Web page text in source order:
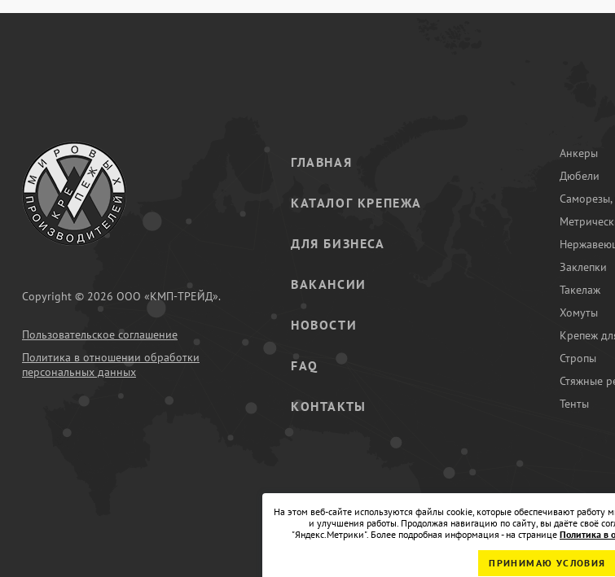
Copyright © 2026 ООО «КМП-ТРЕЙД».
Пользовательское соглашение
Политика в отношении обработки
персональных данных
ГЛАВНАЯ
КАТАЛОГ КРЕПЕЖА
ДЛЯ БИЗНЕСА
ВАКАНСИИ
НОВОСТИ
FAQ
КОНТАКТЫ
Анкеры
Дюбели
Заклепки
Такелаж
Хомуты
Крепеж
Стропы
Стяжные
Тенты
На этом веб-сайте используются файлы cookie, которые обеспечивают работу
и улучшения работы. Продолжая навигацию по сайту, вы даёте своё
"Яндекс.Метрики". Более подробная информация - на странице Политика в
ПРИНИМАЮ УСЛОВИЯ